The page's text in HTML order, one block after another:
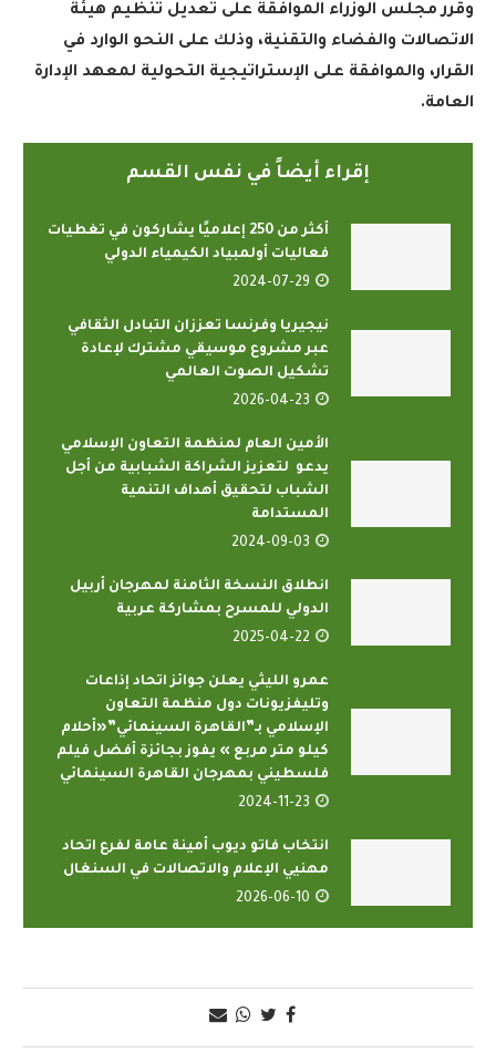
وقرر مجلس الوزراء الموافقة على تعديل تنظيم هيئة
الاتصالات والفضاء والتقنية، وذلك على النحو الوارد في
القرار، والموافقة على الإستراتيجية التحولية لمعهد الإدارة
العامة.
إقراء أيضاً في نفس القسم
أكثر من 250 إعلاميًا يشاركون في تغطيات
فعاليات أولمبياد الكيمياء الدولي
2024-07-29
نيجيريا وفرنسا تعززان التبادل الثقافي
عبر مشروع موسيقي مشترك لإعادة
تشكيل الصوت العالمي
2026-04-23
الأمين العام لمنظمة التعاون الإسلامي
يدعو لتعزيز الشراكة الشبابية من أجل
الشباب لتحقيق أهداف التنمية
المستدامة
2024-09-03
انطلاق النسخة الثامنة لمهرجان أربيل
الدولي للمسرح بمشاركة عربية
2025-04-22
عمرو الليثي يعلن جوائز اتحاد إذاعات
وتليفزيونات دول منظمة التعاون
الإسلامي بـ”القاهرة السينمائي”«أحلام
كيلو متر مربع » يفوز بجائزة أفضل فيلم
فلسطيني بمهرجان القاهرة السينمائي
2024-11-23
انتخاب فاتو ديوب أمينة عامة لفرع اتحاد
مهنيي الإعلام والاتصالات في السنغال
2026-06-10